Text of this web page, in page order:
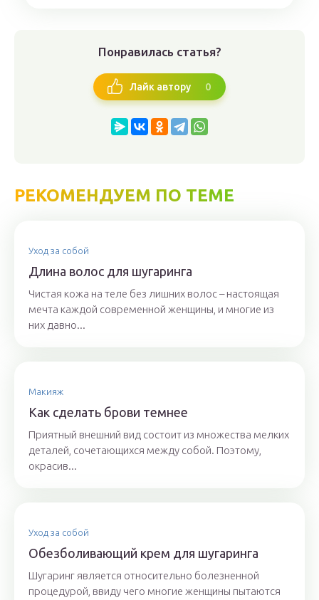
Понравилась статья?
Лайк автору 0
РЕКОМЕНДУЕМ ПО ТЕМЕ
Уход за собой
Длина волос для шугаринга
Чистая кожа на теле без лишних волос – настоящая
мечта каждой современной женщины, и многие из
них давно...
Макияж
Как сделать брови темнее
Приятный внешний вид состоит из множества мелких
деталей, сочетающихся между собой. Поэтому,
окрасив...
Уход за собой
Обезболивающий крем для шугаринга
Шугаринг является относительно болезненной
процедурой, ввиду чего многие женщины пытаются